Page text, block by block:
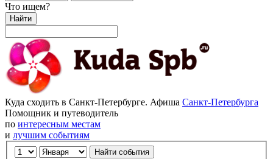
Что ищем?
Найти
Куда сходить в Санкт-Петербурге. Афиша Санкт-Петербурга
Помощник и путеводитель
по интересным местам
и лучшим событиям